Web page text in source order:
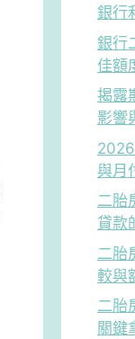
銀行
銀行
佳額
揭露
影響
與月
二胎
貸款
二胎
較與
二胎
關鍵